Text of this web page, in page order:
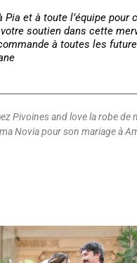
Pia et à toute l’équipe pour
soutien dans cette
à toutes les
Pivoines and love la robe de
Novia pour son mariage à